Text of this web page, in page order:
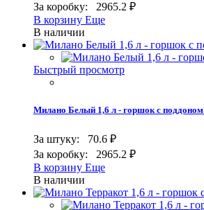
За коробку:
2965.2 ₽
В корзину Еще
В наличии
Быстрый просмотр
Милано Белый 1,6 л - горшок с поддоном
За штуку:
70.6 ₽
За коробку:
2965.2 ₽
В корзину Еще
В наличии